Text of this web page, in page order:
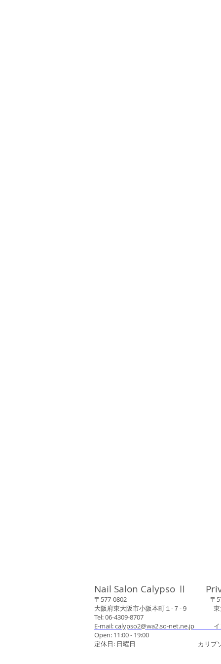
Nail Salon Calypso Ⅱ
〒577-0802 〒577-
大阪府東大阪市小阪本町１‐７‐９ 東
Tel: 06-4309-8707
E-mail: calypso2@wa2.so-net.ne.jp イ
Open: 11:00 - 19:00
定休日: 日曜日 カリプソネイ